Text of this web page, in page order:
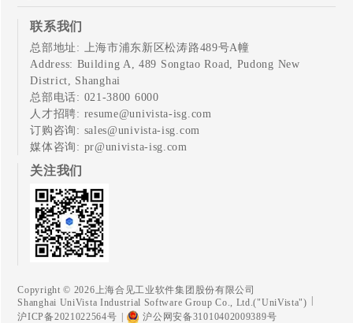
联系我们
总部地址: 上海市浦东新区松涛路489号A幢
Address: Building A, 489 Songtao Road, Pudong New
District, Shanghai
总部电话: 021-3800 6000
人才招聘: resume@univista-isg.com
订购咨询: sales@univista-isg.com
媒体咨询: pr@univista-isg.com
关注我们
Copyright © 2026上海合见工业软件集团股份有限公司
Shanghai UniVista Industrial Software Group Co., Ltd.("UniVista")
沪ICP备2021022564号
沪公网安备31010402009389号